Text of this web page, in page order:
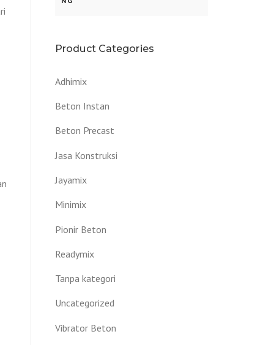
Product Categories
Adhimix
Beton Instan
Beton Precast
Jasa Konstruksi
Jayamix
Minimix
Pionir Beton
Readymix
Tanpa kategori
Uncategorized
Vibrator Beton